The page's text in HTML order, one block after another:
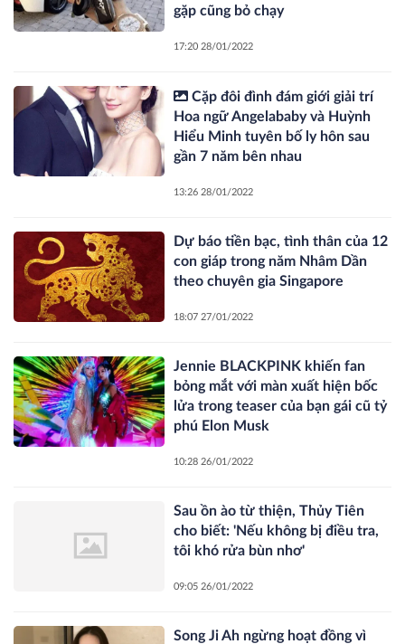
gặp cũng bỏ chạy
17:20 28/01/2022
Cặp đôi đình đám giới giải trí
Hoa ngữ Angelababy và Huỳnh
Hiểu Minh tuyên bố ly hôn sau
gần 7 năm bên nhau
13:26 28/01/2022
Dự báo tiền bạc, tình thân của 12
con giáp trong năm Nhâm Dần
theo chuyên gia Singapore
18:07 27/01/2022
Jennie BLACKPINK khiến fan
bỏng mắt với màn xuất hiện bốc
lửa trong teaser của bạn gái cũ tỷ
phú Elon Musk
10:28 26/01/2022
Sau ồn ào từ thiện, Thủy Tiên
cho biết: 'Nếu không bị điều tra,
tôi khó rửa bùn nhơ'
09:05 26/01/2022
Song Ji Ah ngừng hoạt đồng vì